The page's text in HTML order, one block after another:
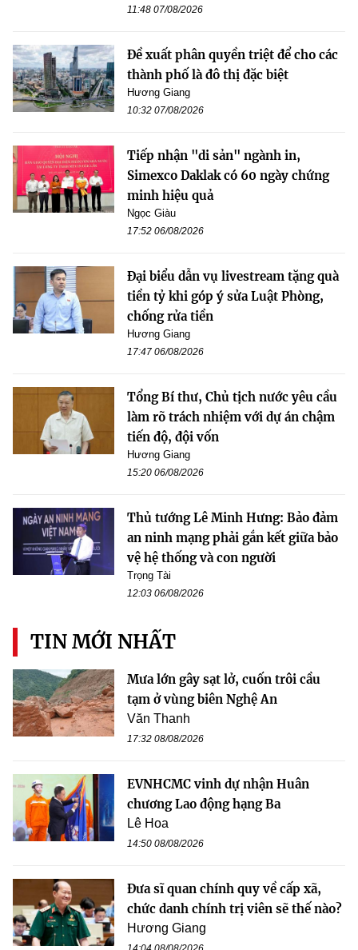
11:48 07/08/2026
Đề xuất phân quyền triệt để cho các
thành phố là đô thị đặc biệt
Hương Giang
10:32 07/08/2026
Tiếp nhận "di sản" ngành in,
Simexco Daklak có 60 ngày chứng
minh hiệu quả
Ngọc Giàu
17:52 06/08/2026
Đại biểu dẫn vụ livestream tặng quà
tiền tỷ khi góp ý sửa Luật Phòng,
chống rửa tiền
Hương Giang
17:47 06/08/2026
Tổng Bí thư, Chủ tịch nước yêu cầu
làm rõ trách nhiệm với dự án chậm
tiến độ, đội vốn
Hương Giang
15:20 06/08/2026
Thủ tướng Lê Minh Hưng: Bảo đảm
an ninh mạng phải gắn kết giữa bảo
vệ hệ thống và con người
Trọng Tài
12:03 06/08/2026
TIN MỚI NHẤT
Mưa lớn gây sạt lở, cuốn trôi cầu
tạm ở vùng biên Nghệ An
Văn Thanh
17:32 08/08/2026
EVNHCMC vinh dự nhận Huân
chương Lao động hạng Ba
Lê Hoa
14:50 08/08/2026
Đưa sĩ quan chính quy về cấp xã,
chức danh chính trị viên sẽ thế nào?
Hương Giang